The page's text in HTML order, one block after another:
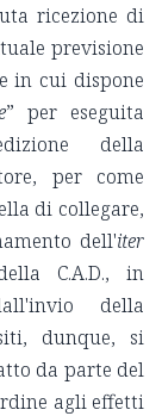
ricezione di
previsione
in cui dispone
” per eseguita
della
per come
di collegare,
dell'iter
C.A.D., in
della
dunque, si
da parte del
agli effetti